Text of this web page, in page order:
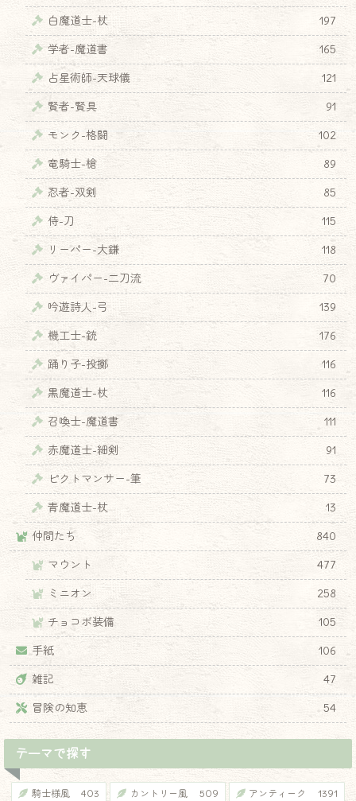
白魔道士-杖
197
学者-魔道書
165
占星術師-天球儀
121
賢者-賢具
91
モンク-格闘
102
竜騎士-槍
89
忍者-双剣
85
侍-刀
115
リーパー-大鎌
118
ヴァイパー-二刀流
70
吟遊詩人-弓
139
機工士-銃
176
踊り子-投擲
116
黒魔道士-杖
116
召喚士-魔道書
111
赤魔道士-細剣
91
ピクトマンサー-筆
73
青魔道士-杖
13
仲間たち
840
マウント
477
ミニオン
258
チョコボ装備
105
手紙
106
雑記
47
冒険の知恵
54
テーマで探す
騎士様風 403 カントリー風 509 アンティーク 1391